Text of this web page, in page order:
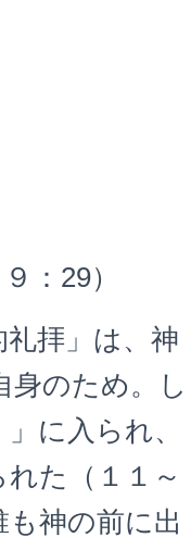
」
：29）
拝」は、神
身のため。し
に入られ、
た（１１～
神の前に出